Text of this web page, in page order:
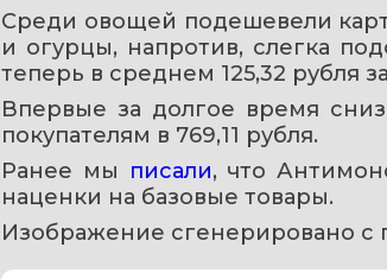
Среди овощей подешевели
и огурцы, напротив, слегка
теперь в среднем 125,32 рубля
Впервые за долгое время
покупателям в 769,11 рубля.
Ранее мы писали, что
наценки на базовые товары.
Изображение сгенерировано